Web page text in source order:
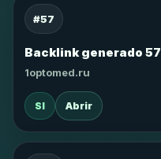
#57
Backlink generado 57
1optomed.ru
SI Abrir